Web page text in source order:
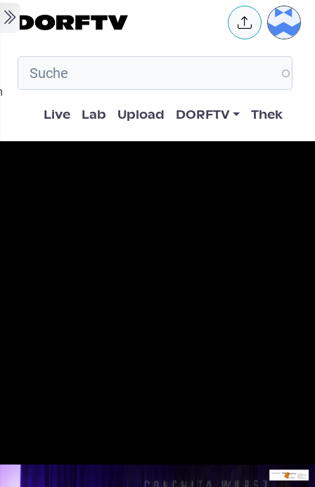
Skip to main content User
Hauptnavigation
Live Lab Upload DORFTV Thek